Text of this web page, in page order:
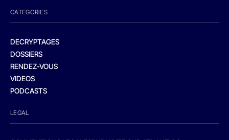
CATEGORIES
DECRYPTAGES
DOSSIERS
RENDEZ-VOUS
VIDEOS
PODCASTS
LEGAL